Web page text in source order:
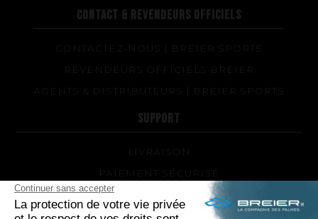
CONTACT & REVENDEURS OFFICIELS
CONTACTEZ-NOUS | BREIER SPORTS
REVENDEURS OFFICIELS BREIER
AGENTS & DISTRIBUTEURS | BREIER SPORTS
SUPPORT
LIVRAISON
PAIEMENT SÉCURISÉ
QUEL MODÈLE DE PALMES ET QUELLE DURETÉ
POUR MOI ?